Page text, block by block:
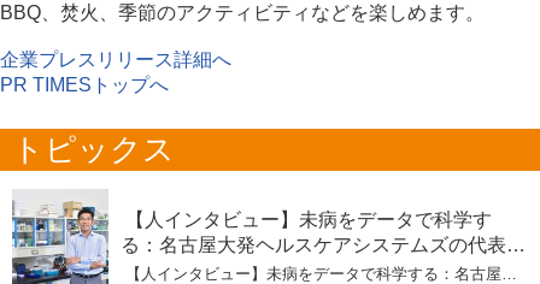
BBQ、焚火、季節のアクティビティなどを楽しめます。
企業プレスリリース詳細へ
PR TIMESトップへ
トピックス
【人インタビュー】未病をデータで科学す
る：名古屋大発ヘルスケアシステムズの代表取
締役社長・瀧本陽介 【下】「人生80年の暇つ
【人インタビュー】未病をデータで科学する：名古屋大